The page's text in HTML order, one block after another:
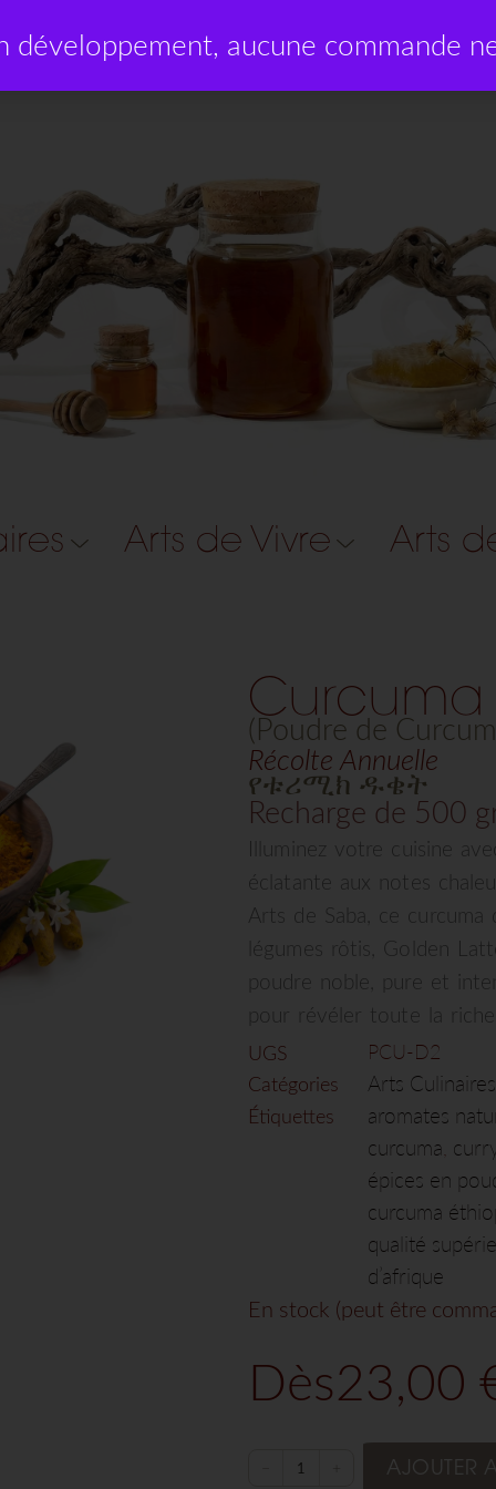
développement, aucune commande
Arts de Vivre Arts
Curcuma
(Poudre de
Récolte Annuelle
የቱሪሚክ ዱቄት
Recharge de 500
Illuminez votre cuisine
éclatante aux notes
Arts de Saba, ce
légumes rôtis, Golden
poudre noble, pure et
pour révéler toute la
UGS PCU-D2
Catégories Arts Culinaires
Étiquettes
aromates
curcuma,
épices en
curcuma
qualité
d’afrique
En stock (peut être
Dès23,00
AJOUTER